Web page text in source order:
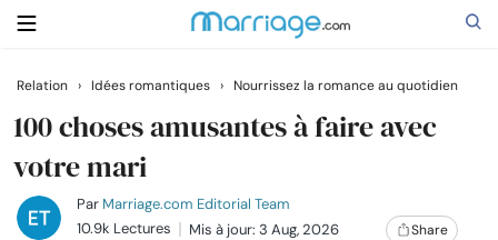
Rechercher
Se marier
Relation › Idées romantiques › Nourrissez la romance au quotidien
100 choses amusantes à faire avec
votre mari
Par Marriage.com Editorial Team
10.9k Lectures
Mis à jour: 3 Aug, 2026 Share